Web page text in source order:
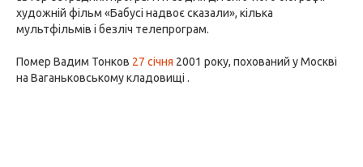
художній фільм «Бабусі надвоє сказали», кілька
мультфільмів і безліч телепрограм.
Помер Вадим Тонков 27 січня 2001 року, похований у Москві
на Ваганьковському кладовищі .